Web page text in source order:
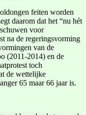
feiten worden
daarom dat het “nu hét
voor
na de regeringsvorming
van de
(2011-2014) en de
toch
de wettelijke
65 maar 66 jaar is.